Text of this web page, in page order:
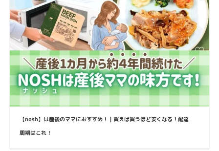
【nosh】は産後のママにおすすめ！｜買えば買うほど安くなる！配達
周期はこれ！